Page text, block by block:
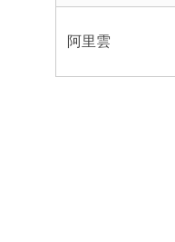
阿里雲